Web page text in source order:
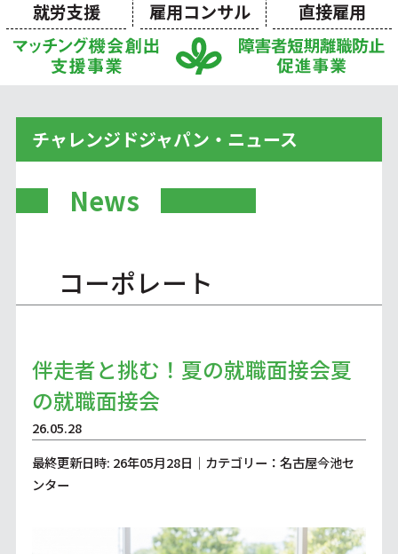
就労支援 雇用コンサル 直接雇用
チャレンジドジャパン・ニュース
News
コーポレート
伴走者と挑む！夏の就職面接会夏
の就職面接会
26.05.28
最終更新日時: 26年05月28日｜カテゴリー：名古屋今池セ
ンター